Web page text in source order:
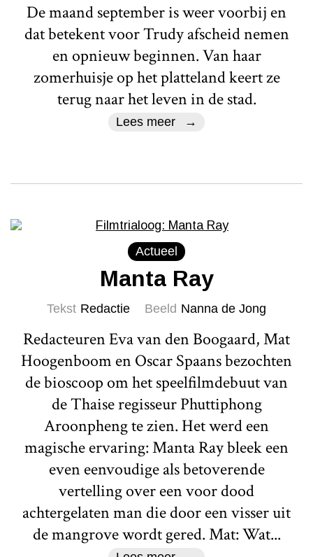
De maand september is weer voorbij en
dat betekent voor Trudy afscheid nemen
en opnieuw beginnen. Van haar
zomerhuisje op het platteland keert ze
terug naar het leven in de stad.
Lees meer
Actueel
Manta Ray
Tekst Redactie Beeld Nanna de Jong
Redacteuren Eva van den Boogaard, Mat
Hoogenboom en Oscar Spaans bezochten
de bioscoop om het speelfilmdebuut van
de Thaise regisseur Phuttiphong
Aroonpheng te zien. Het werd een
magische ervaring: Manta Ray bleek een
even eenvoudige als betoverende
vertelling over een voor dood
achtergelaten man die door een visser uit
de mangrove wordt gered. Mat: Wat...